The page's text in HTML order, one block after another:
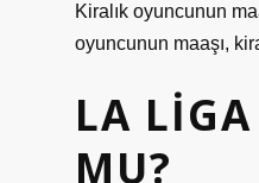
Kiralık oyuncunun
oyuncunun maaşı,
LA
MU?